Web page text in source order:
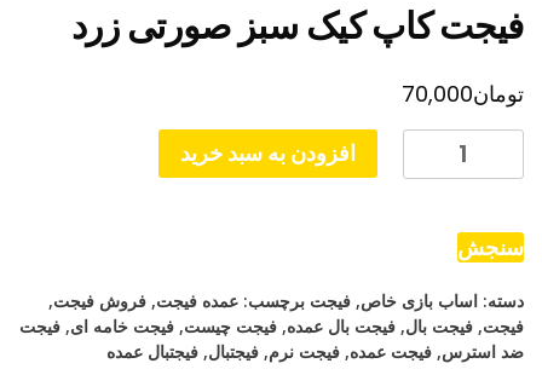
فیجت کاپ کیک سبز صورتی زرد
تومان70,000
کاپ
سبز
زرد
عدد
افزودن به سبد خرید
سنجش
دسته: اساب بازی خاص, فیجت برچسب: عمده فیجت, فروش فیجت,
فیجت, فیجت بال, فیجت بال عمده, فیجت چیست, فیجت خامه ای, فیجت
ضد استرس, فیجت عمده, فیجت نرم, فیجتبال, فیجتبال عمده